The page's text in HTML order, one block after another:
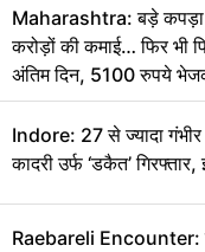
Maharashtra: बड़े कपड़ा
करोड़ों की कमाई… फिर भी
अंतिम दिन, 5100 रुपये
दीजिए हम नहीं आ पाएंगे
Indore: 27 से ज्यादा
कादरी उर्फ ‘डकैत’
Raebareli Encounter: